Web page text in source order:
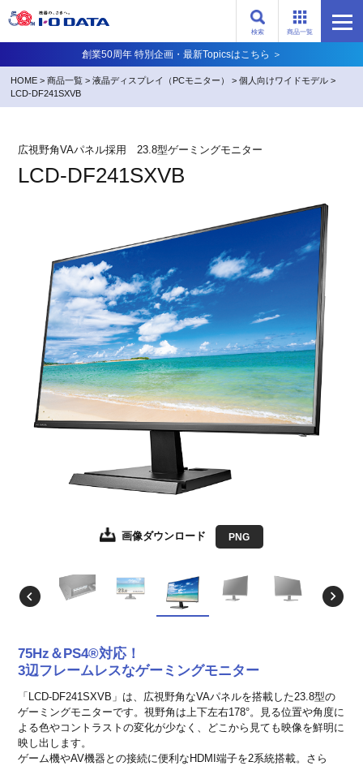
検索 商品一覧
創業50周年 特別企画・最新Topicsはこちら ＞
HOME >商品一覧 >液晶ディスプレイ（PCモニター） >個人向けワイドモデル >
LCD-DF241SXVB
広視野角VAパネル採用 23.8型ゲーミングモニター
LCD-DF241SXVB
画像ダウンロード PNG
画像ダウンロード JPEG EPS形式
画像ダウンロード JPEG EPS形式
画像ダウンロード JPEG EPS形式
画像ダウンロード JPEG EPS形式
画像ダウンロード JPEG EPS形式
画像ダウンロード JPEG EPS形式
75Hz＆PS4®対応！
3辺フレームレスなゲーミングモニター
「LCD-DF241SXVB」は、広視野角なVAパネルを搭載した23.8型の
ゲーミングモニターです。視野角は上下左右178°。見る位置や角度に
よる色やコントラストの変化が少なく、どこから見ても映像を鮮明に
映し出します。
ゲーム機やAV機器との接続に便利なHDMI端子を2系統搭載。さら